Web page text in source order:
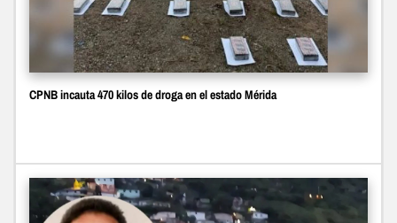
CPNB incauta 470 kilos de droga en el estado Mérida